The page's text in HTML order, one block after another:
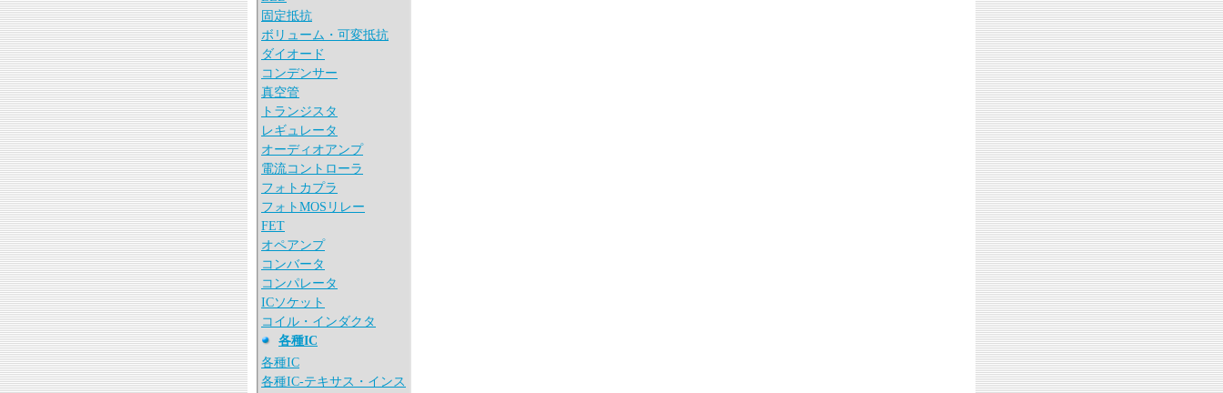
固定抵抗
ボリューム・可変抵抗
ダイオード
コンデンサー
真空管
トランジスタ
レギュレータ
オーディオアンプ
電流コントローラ
フォトカプラ
フォトMOSリレー
FET
オペアンプ
コンバータ
コンパレータ
ICソケット
コイル・インダクタ
各種IC
各種IC
各種IC-テキサス・インス